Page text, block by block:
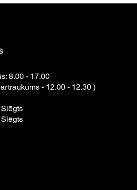
8.00 - 17.00
- 12.00 - 12.30 )